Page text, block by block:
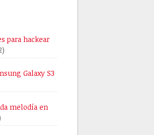
para hackear
Galaxy S3
melodía en